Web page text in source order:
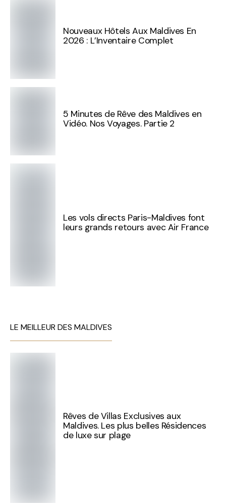
Nouveaux Hôtels Aux Maldives En
2026 : L’Inventaire Complet
5 Minutes de Rêve des Maldives en
Vidéo. Nos Voyages. Partie 2
Les vols directs Paris-Maldives font
leurs grands retours avec Air France
LE MEILLEUR DES MALDIVES
Rêves de Villas Exclusives aux
Maldives. Les plus belles Résidences
de luxe sur plage